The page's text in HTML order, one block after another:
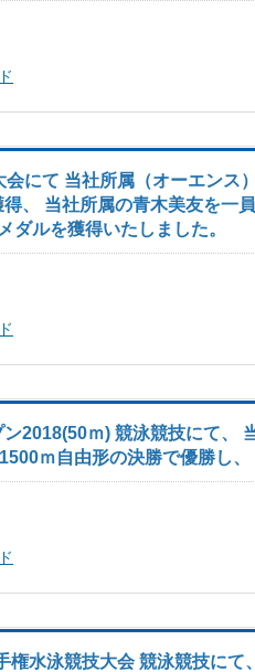
会にて 当社所属（オーエンス
得、 当社所属の青木美友を一
ダルを獲得いたしました。
2018(50ｍ) 競泳競技にて、
ｍ自由形の決勝で優勝し、
権水泳競技大会 競泳競技に